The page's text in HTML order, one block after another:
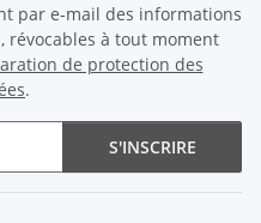
par e-mail des informations
révocables à tout moment
de protection des
.
S'INSCRIRE